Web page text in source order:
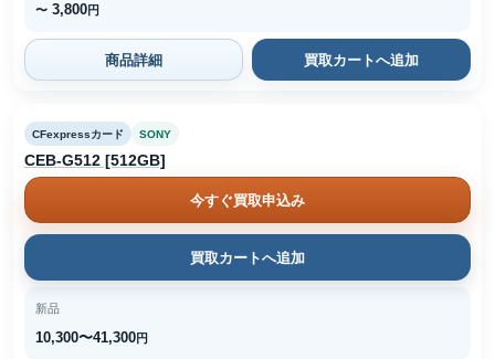
〜 3,800円
商品詳細 買取カートへ追加
CFexpressカード SONY
CEB-G512 [512GB]
今すぐ買取申込み
買取カートへ追加
新品
10,300〜41,300円